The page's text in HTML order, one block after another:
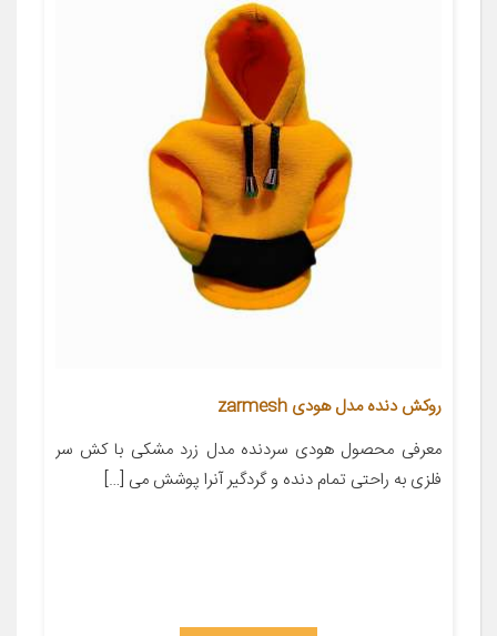
روکش دنده مدل هودی zarmesh
معرفی محصول هودی سردنده مدل زرد مشکی با کش سر
فلزی به راحتی تمام دنده و گردگیر آنرا پوشش می […]